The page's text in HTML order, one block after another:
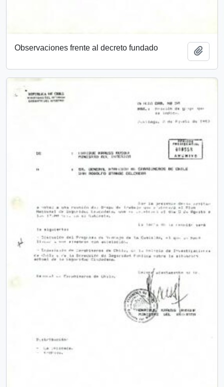
Observaciones frente al decreto fundado